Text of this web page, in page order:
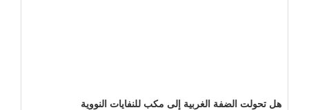
هل تحولت الضفة الغربية إلى مكب للنفايات النووية